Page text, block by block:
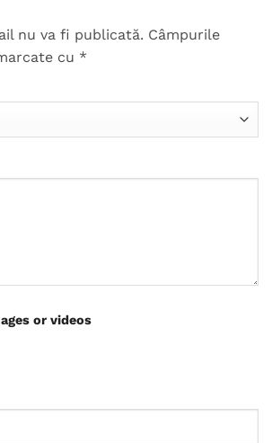
nu va fi publicată. Câmpurile
cu *
or videos